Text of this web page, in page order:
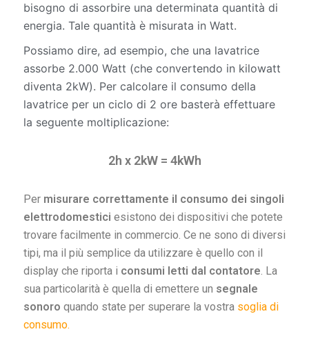
bisogno di assorbire una determinata quantità di
energia. Tale quantità è misurata in Watt.
Possiamo dire, ad esempio, che una lavatrice
assorbe 2.000 Watt (che convertendo in kilowatt
diventa 2kW). Per calcolare il consumo della
lavatrice per un ciclo di 2 ore basterà effettuare
la seguente moltiplicazione:
2h x 2kW = 4kWh
Per misurare correttamente il consumo dei singoli
elettrodomestici esistono dei dispositivi che potete
trovare facilmente in commercio. Ce ne sono di diversi
tipi, ma il più semplice da utilizzare è quello con il
display che riporta i consumi letti dal contatore. La
sua particolarità è quella di emettere un segnale
sonoro quando state per superare la vostra soglia di
consumo.